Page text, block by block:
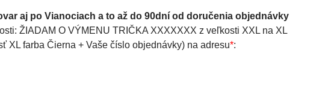
aj po Vianociach a to až do 90dní od doručenia objednávky
ŽIADAM O VÝMENU TRIČKA XXXXXXX z veľkosti XXL na XL
farba Čierna + Vaše číslo objednávky) na adresu*: